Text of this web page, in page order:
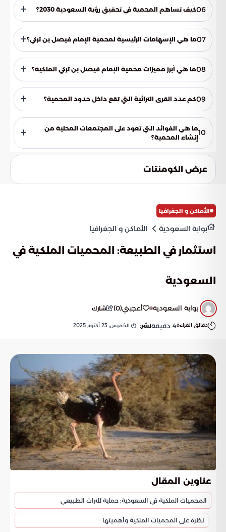
المستدامة، وتهدف إلى تقديم حلول للتحديات البيئية العالمية،
وتعظيم الاستفادة من الثروات الطبيعية، ودعم البحوث العلمية،
06كيف تساهم المحمية في تحقيق رؤية السعودية 2030؟
المكونات البيئية والطبيعية، وإعادة توطين الحياة الفطرية،
وضمان التوازن المائي والتنوع البيولوجي، ومكافحة التصحر،
07ما هي الإسهامات الرئيسية لمحمية الإمام فيصل بن تركي؟
التراث وتعزيز التنمية المستدامة، وتحسين البيئة ومكافحة
الممارسات الضارة.
08ما هي أبرز مميزات محمية الإمام فيصل بن تركي الملكية؟
بغطائها النباتي المتنوع.09كم عدد القرى التراثية التي تقع داخل حدود المحمية؟
للمنطقة.
10ما هي الفوائد التي تعود على المجتمعات المحلية من
إنشاء المحمية؟
عرض الكومنتات
الأماكن و الجغرافيا
بوابة السعودية الأماكن و الجغرافيا
استثمار في الطبيعة: المحميات الملكية في
السعودية
بوابة السعودية أعجبني(
0
) شارك
دقائق القراءة4 دقيقةنشر: الخميس, 23 أكتوبر 2025
عناوين المقال
المحميات الملكية في السعودية: حماية للتراث الطبيعي
نظرة على المحميات الملكية وأهميتها